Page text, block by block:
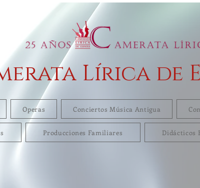
Lírica de
Operas Conciertos Música Antigua
Producciones Familiares Didácticos